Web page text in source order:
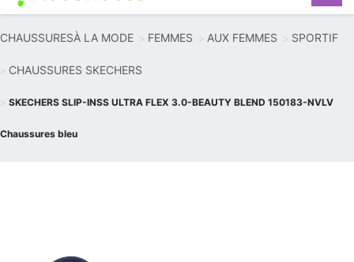
CHAUSSURESÀ LA MODE FEMMES AUX FEMMES SPORTIF
CHAUSSURES SKECHERS
SKECHERS SLIP-INSS ULTRA FLEX 3.0-BEAUTY BLEND 150183-NVLV
Chaussures bleu